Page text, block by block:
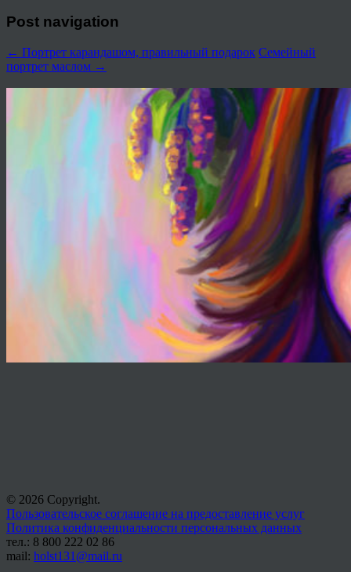
Post navigation
← Портрет карандашом, правильный подарок Семейный
портрет маслом →
© 2026 Copyright.
Пользовательское соглашение на предоставление услуг
Политика конфиденциальности персональных данных
тел.: 8 800 222 02 86
mail: holst131@mail.ru